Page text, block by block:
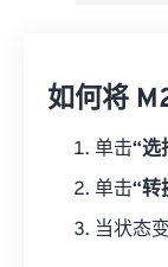
如何将
单击“选
单击“转
当状态